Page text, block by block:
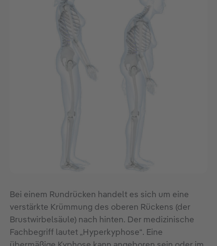
Bei einem Rundrücken handelt es sich um eine
verstärkte Krümmung des oberen Rückens (der
Brustwirbelsäule) nach hinten. Der medizinische
Fachbegriff lautet „Hyperkyphose“. Eine